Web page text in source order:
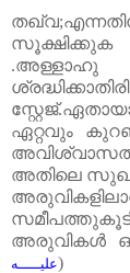
തഖ്വ;
.അള്ളാഹു
ശ്രദ്ധിക്കാ
സ്റ്റേജ്.
ഏറ്റവും
അതിലെ
അരുവികൾ
عليـــــه)